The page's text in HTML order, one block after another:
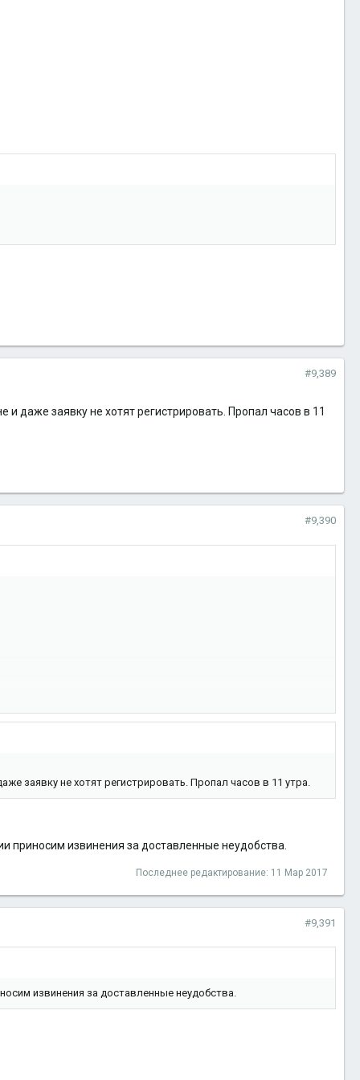
#9,389
даже заявку не хотят регистрировать. Пропал часов в 11
#9,390
заявку не хотят регистрировать. Пропал часов в 11 утра.
приносим извинения за доставленные неудобства.
Последнее редактирование: 11 Мар 2017
#9,391
извинения за доставленные неудобства.